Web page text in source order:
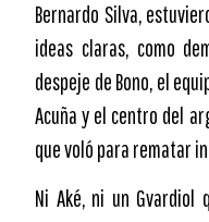
Bernardo Silva,
ideas claras, como
despeje de Bono, el
Acuña y el centro del
que voló para rematar
Ni Aké, ni un Gvardiol